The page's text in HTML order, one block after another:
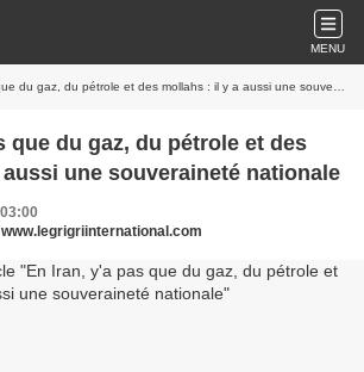
MENU
gaz, du pétrole et des mollahs : il y a aussi une souveraineté nationale
que du gaz, du pétrole et des
une souveraineté nationale